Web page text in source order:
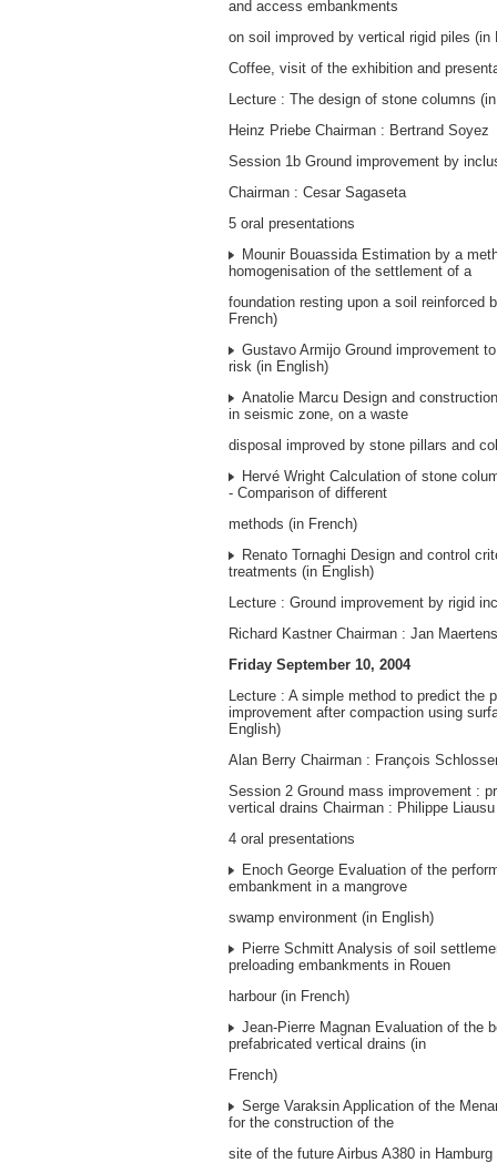
and access embankments
on soil improved by vertical rigid piles (in
Coffee, visit of the exhibition and
Lecture : The design of stone columns
Heinz Priebe Chairman : Bertrand Soyez
Session 1b Ground improvement by
Chairman : Cesar Sagaseta
5 oral presentations
Mounir Bouassida Estimation by a
homogenisation of the settlement of a
foundation resting upon a soil reinforced
French)
Gustavo Armijo Ground improvement
risk (in English)
Anatolie Marcu Design and
in seismic zone, on a waste
disposal improved by stone pillars and
Hervé Wright Calculation of stone
- Comparison of different
methods (in French)
Renato Tornaghi Design and control
treatments (in English)
Lecture : Ground improvement by rigid
Richard Kastner Chairman : Jan Maertens
Friday September 10, 2004
Lecture : A simple method to predict the
improvement after compaction using
English)
Alan Berry Chairman : François
Session 2 Ground mass improvement :
vertical drains Chairman : Philippe Liausu
4 oral presentations
Enoch George Evaluation of the
embankment in a mangrove
swamp environment (in English)
Pierre Schmitt Analysis of soil
preloading embankments in Rouen
harbour (in French)
Jean-Pierre Magnan Evaluation of the
prefabricated vertical drains (in
French)
Serge Varaksin Application of the
for the construction of the
site of the future Airbus A380 in Hamburg